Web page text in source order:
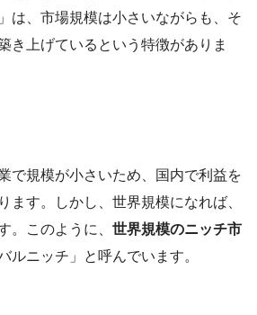
は、市場規模は小さいながらも、そ
き上げているという特徴がありま
で規模が小さいため、国内で利益を
ます。しかし、世界規模になれば、
。このように、 世界規模のニッチ市
ルニッチ」と呼んでいます。